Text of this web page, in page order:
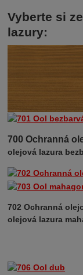
Vyberte si
lazury:
700 Ochranná
olejová lazura
702 Ochranná
olejová lazura